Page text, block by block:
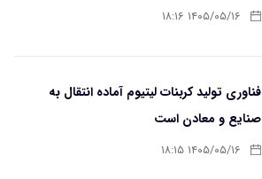
۱۴۰۵/۰۵/۱۶ ۱۸:۱۶
فناوری تولید کربنات لیتیوم آماده انتقال به
صنایع و معادن است
۱۴۰۵/۰۵/۱۶ ۱۸:۱۵